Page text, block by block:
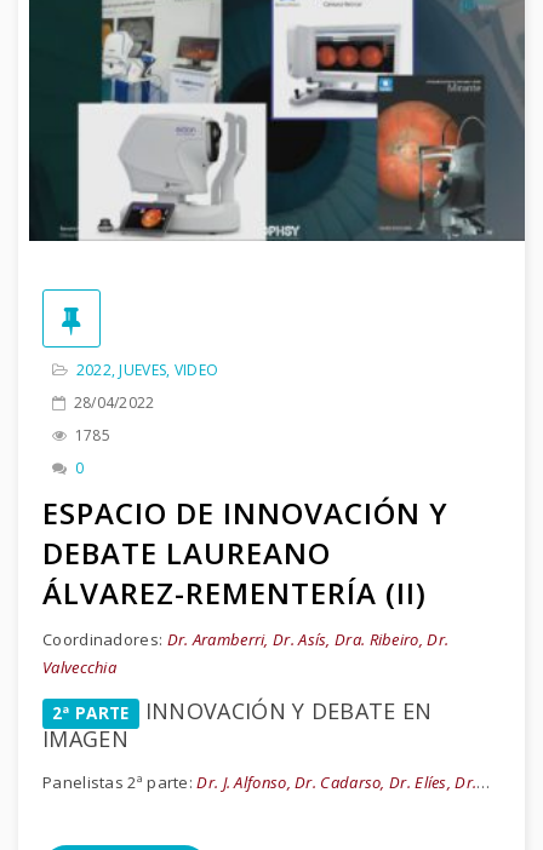
2022,JUEVES, VIDEO
28/04/2022
1785
0
ESPACIO DE INNOVACIÓN Y
DEBATE LAUREANO
ÁLVAREZ-REMENTERÍA (II)
Coordinadores: Dr. Aramberri, Dr. Asís, Dra. Ribeiro, Dr.
Valvecchia
2ª PARTE INNOVACIÓN Y DEBATE EN
IMAGEN
Panelistas 2ª parte:Dr. J. Alfonso, Dr. Cadarso, Dr. Elíes, Dr.…